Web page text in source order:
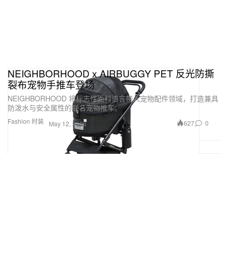
Fashion 时装
NEIGHBORHOOD x AIRBUGGY PET 反光防撕
裂布宠物手推车登场
NEIGHBORHOOD 将标志性面料语言带入宠物配件领域，打造兼具
防泼水与安全属性的联名宠物推车。
May 12, 2026 627 0